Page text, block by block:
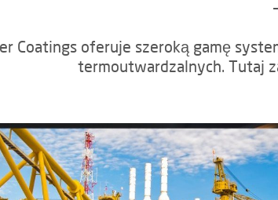
Coatings oferuje szeroką gamę
termoutwardzalnych. Tutaj